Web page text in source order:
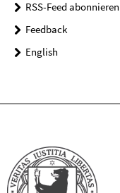
RSS-Feed abonnieren
Feedback
English